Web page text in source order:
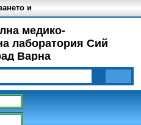
медико-
лаборатория Сий
Варна
и
в